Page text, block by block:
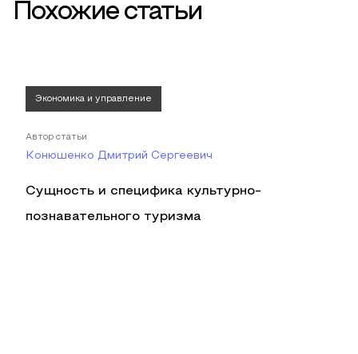
Похожие статьи
Экономика и управление
Автор статьи
Конюшенко Дмитрий Сергеевич
Сущность и специфика культурно-
познавательного туризма